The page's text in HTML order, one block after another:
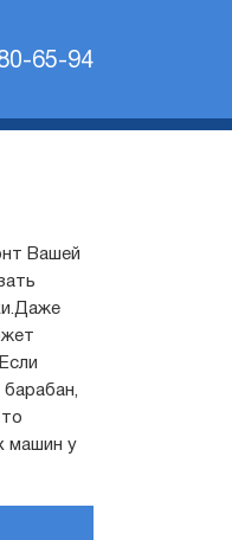
65-94
Вашей
машин у